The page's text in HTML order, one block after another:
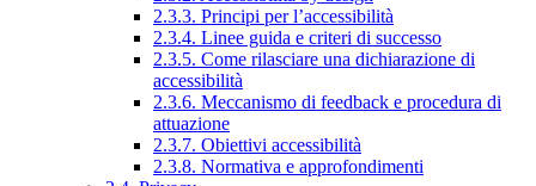
2.3.3. Principi per l’accessibilità
2.3.4. Linee guida e criteri di successo
2.3.5. Come rilasciare una dichiarazione di
accessibilità
2.3.6. Meccanismo di feedback e procedura di
attuazione
2.3.7. Obiettivi accessibilità
2.3.8. Normativa e approfondimenti